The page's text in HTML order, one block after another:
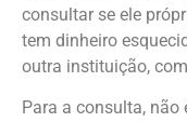
consultar se ele
tem dinheiro
outra instituição,
Para a consulta,